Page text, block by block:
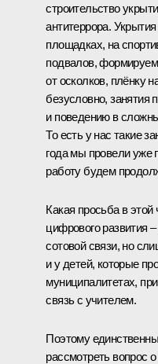
строительство
антитеррора.
площадках, на
подвалов,
от осколков, плёнку
безусловно, занятия
и поведению в
То есть у нас такие
года мы провели уже
работу будем
Какая просьба в
цифрового развития
сотовой связи, но
и у детей, которые
муниципалитетах,
связь с учителем.
Поэтому
рассмотреть вопрос